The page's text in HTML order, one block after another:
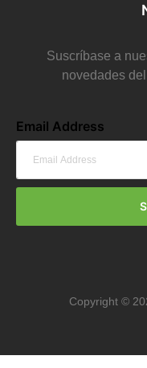
Suscríbase a
novedades
Email Address
Copyright ©